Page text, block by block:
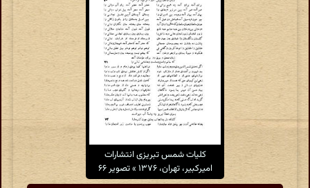
کلیات شمس تبریزی انتشارات
امیرکبیر، تهران، ۱۳۷۶ » تصویر ۶۶